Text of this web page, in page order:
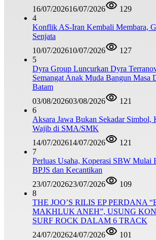
16/07/202616/07/2026
129
4
Konflik AS-Iran Kembali Membara,
Senjata
10/07/202610/07/2026
127
5
Dyra Group Luncurkan Dyra
Semangat Anak Muda Bangun Masa
Batam
03/08/202603/08/2026
121
6
Aksara Jawa Bukan Sekadar
Wajib di SMA/SMK
14/07/202614/07/2026
121
7
Perluas Usaha, Koperasi SBW Mulai
BPJS dan Kecantikan
23/07/202623/07/2026
109
8
THE JOO’S RILIS EP PERDANA
MAKHLUK ANEH”, USUNG
SURF ROCK DALAM 6 TRACK
24/07/202624/07/2026 101